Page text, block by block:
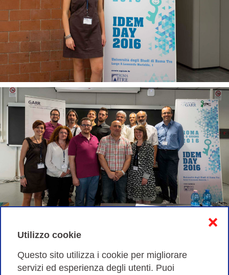
Utilizzo cookie
Questo sito utilizza i cookie per migliorare
servizi ed esperienza degli utenti. Puoi
❌